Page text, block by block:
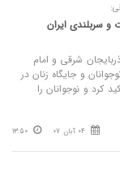
و سربلندی ایران
شرقی و امام
و جایگاه زنان در
کرد و نوجوانان را
04 آبان 07 13:50